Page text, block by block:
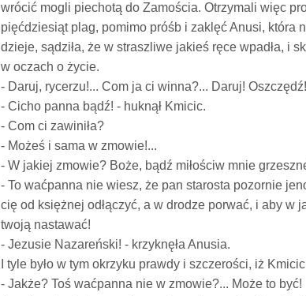
wrócić mogli piechotą do Zamościa. Otrzymali więc
pięćdziesiąt plag, pomimo próśb i zaklęć Anusi, która
dzieje, sądziła, że w straszliwe jakieś ręce wpadła, i
w oczach o życie.
- Daruj, rycerzu!... Com ja ci winna?... Daruj!
- Cicho panna bądź! - huknął Kmicic.
- Com ci zawiniła?
- Możeś i sama w zmowie!...
- W jakiej zmowie? Boże, bądź miłościw mnie
- To waćpanna nie wiesz, że pan starosta pozornie
cię od księżnej odłączyć, a w drodze porwać, i aby w
twoją nastawać!
- Jezusie Nazareński! - krzyknęła Anusia.
I tyle było w tym okrzyku prawdy i szczerości, iż Kmicic
- Jakże? Toś waćpanna nie w zmowie?... Może to być!